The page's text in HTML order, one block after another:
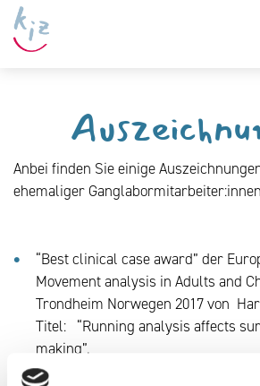
Anbei finden Sie einige
ehemaliger Ganglabormitarbeiter:innen
“Best clinical case award” der
Movement analysis in Adults and
Trondheim Norwegen 2017 von
Titel: “Running analysis affects
making”.
Bester Vortrag der 31.